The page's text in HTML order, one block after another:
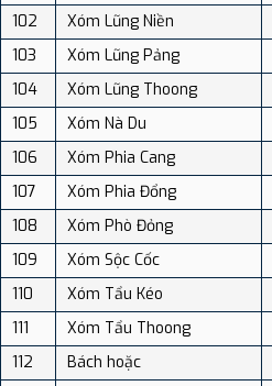
102
Xóm Lũng Niền
103
Xóm Lũng Pảng
104
Xóm Lũng Thoong
105
Xóm Nà Du
106
Xóm Phia Cang
107
Xóm Phia Đổng
108
Xóm Phò Đỏng
109
Xóm Sộc Cốc
110
Xóm Tẩu Kéo
111
Xóm Tẩu Thoong
112
Bách hoặc